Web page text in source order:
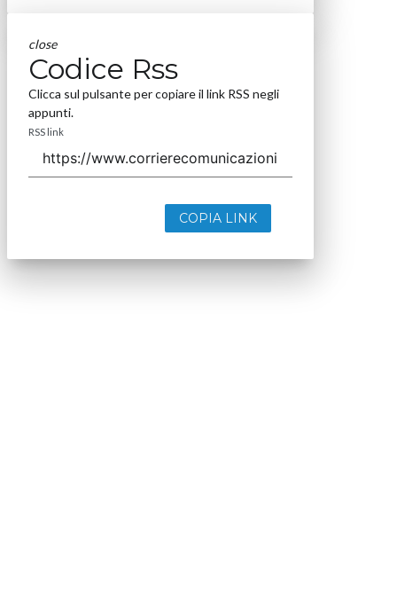
close
Codice Rss
Clicca sul pulsante per copiare il link RSS negli
appunti.
RSS link
COPIA LINK